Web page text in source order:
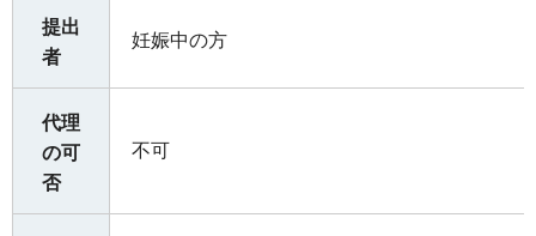
提出
者
妊娠中の方
代理
の可
否
不可